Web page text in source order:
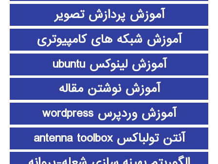
آموزش پردازش تصویر
آموزش شبکه های کامپیوتری
آموزش لینوکس ubuntu
آموزش نوشتن مقاله
آموزش وردپرس wordpress
آنتن تولباکس antenna toolbox